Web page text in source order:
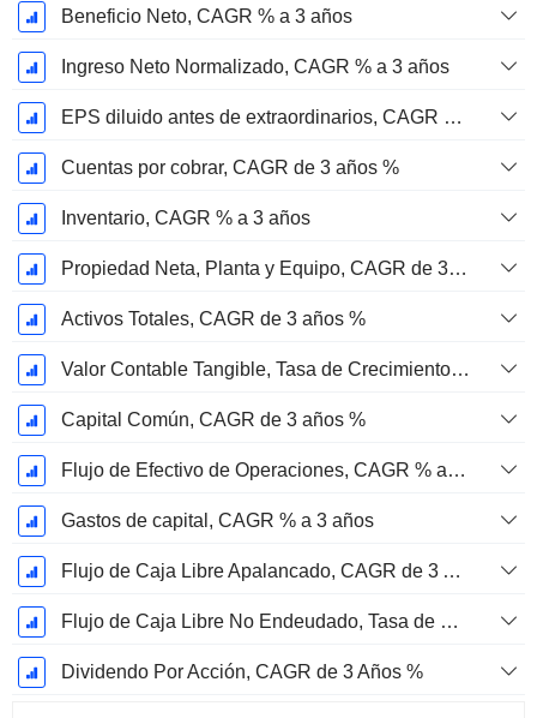
Beneficio Neto, CAGR % a 3 años
Ingreso Neto Normalizado, CAGR % a 3 años
EPS diluido antes de extraordinarios, CAGR de 3 años %
Cuentas por cobrar, CAGR de 3 años %
Inventario, CAGR % a 3 años
Propiedad Neta, Planta y Equipo, CAGR de 3 Años %
Activos Totales, CAGR de 3 años %
Valor Contable Tangible, Tasa de Crecimiento Anual Compuesta de 3 Años %
Capital Común, CAGR de 3 años %
Flujo de Efectivo de Operaciones, CAGR % a 3 años
Gastos de capital, CAGR % a 3 años
Flujo de Caja Libre Apalancado, CAGR de 3 Años %
Flujo de Caja Libre No Endeudado, Tasa de Crecimiento Anual Compuesta de 3 Años %
Dividendo Por Acción, CAGR de 3 Años %